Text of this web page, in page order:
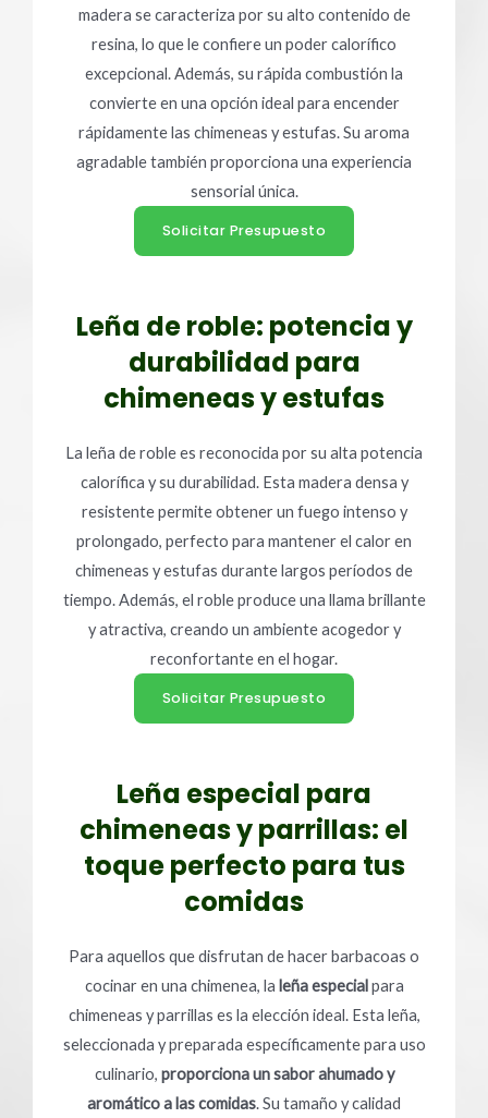
madera se caracteriza por su alto contenido de
resina, lo que le confiere un poder calorífico
excepcional. Además, su rápida combustión la
convierte en una opción ideal para encender
rápidamente las chimeneas y estufas. Su aroma
agradable también proporciona una experiencia
sensorial única.
Solicitar Presupuesto
Leña de roble: potencia y
durabilidad para
chimeneas y estufas
La leña de roble es reconocida por su alta potencia
calorífica y su durabilidad. Esta madera densa y
resistente permite obtener un fuego intenso y
prolongado, perfecto para mantener el calor en
chimeneas y estufas durante largos períodos de
tiempo. Además, el roble produce una llama brillante
y atractiva, creando un ambiente acogedor y
reconfortante en el hogar.
Solicitar Presupuesto
Leña especial para
chimeneas y parrillas: el
toque perfecto para tus
comidas
Para aquellos que disfrutan de hacer barbacoas o
cocinar en una chimenea, la leña especialpara
chimeneas y parrillas es la elección ideal. Esta leña,
seleccionada y preparada específicamente para uso
culinario, proporciona un sabor ahumado y
aromático a las comidas. Su tamaño y calidad